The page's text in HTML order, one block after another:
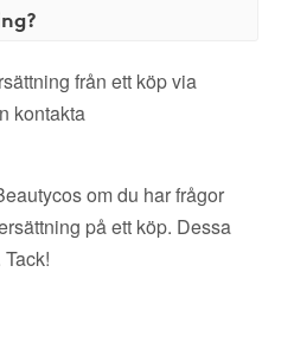
från ett köp via
kontakta
om du har frågor
på ett köp. Dessa